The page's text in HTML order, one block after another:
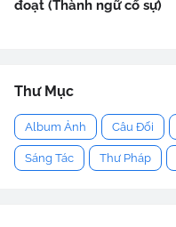
đoạt (Thành ngữ cố sự)
Thư Mục
Album Ảnh Câu Đối
Sáng Tác Thư Pháp